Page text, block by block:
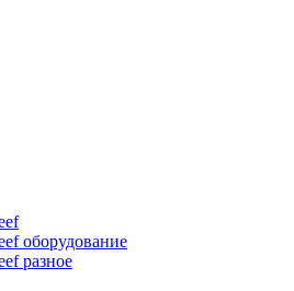
оборудование
разное